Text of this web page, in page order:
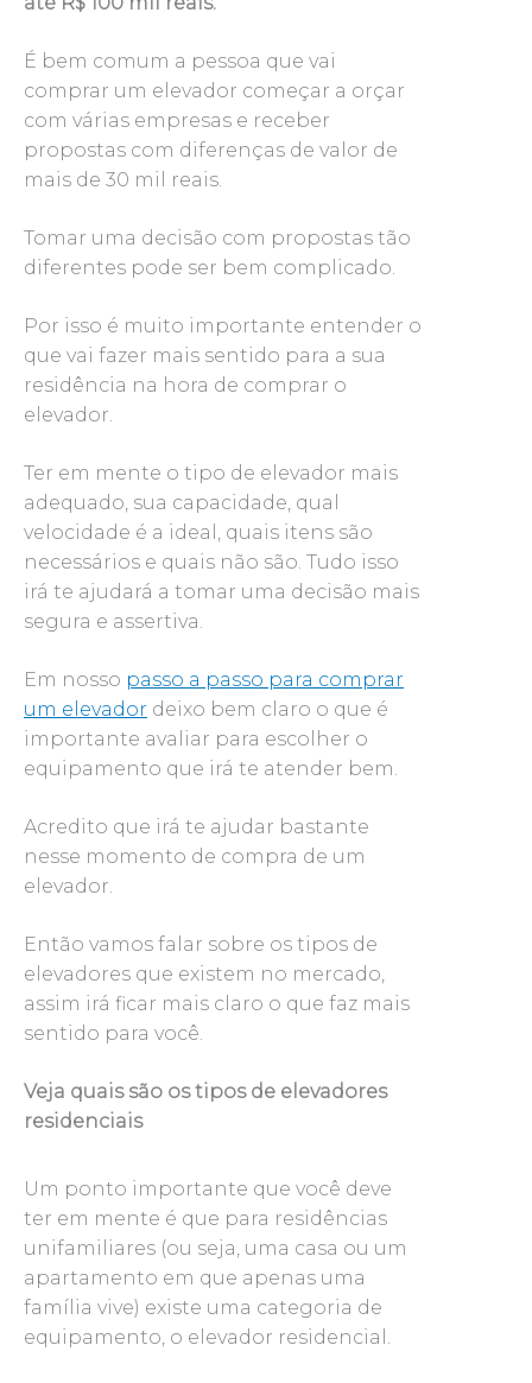
É bem comum a pessoa que vai
comprar um elevador começar a orçar
com várias empresas e receber
propostas com diferenças de valor de
mais de 30 mil reais.
Tomar uma decisão com propostas tão
diferentes pode ser bem complicado.
Por isso é muito importante entender o
que vai fazer mais sentido para a sua
residência na hora de comprar o
elevador.
Ter em mente o tipo de elevador mais
adequado, sua capacidade, qual
velocidade é a ideal, quais itens são
necessários e quais não são. Tudo isso
irá te ajudará a tomar uma decisão mais
segura e assertiva.
Em nosso passo a passo para comprar
um elevador deixo bem claro o que é
importante avaliar para escolher o
equipamento que irá te atender bem.
Acredito que irá te ajudar bastante
nesse momento de compra de um
elevador.
Então vamos falar sobre os tipos de
elevadores que existem no mercado,
assim irá ficar mais claro o que faz mais
sentido para você.
Veja quais são os tipos de elevadores
residenciais
Um ponto importante que você deve
ter em mente é que para residências
unifamiliares (ou seja, uma casa ou um
apartamento em que apenas uma
família vive) existe uma categoria de
equipamento, o elevador residencial.